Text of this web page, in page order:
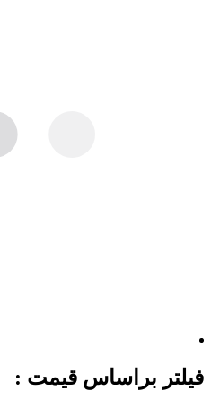
فیلتر براساس قیمت :